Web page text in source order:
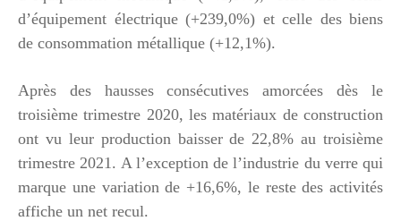
d’équipement électrique (+239,0%) et celle des biens
de consommation métallique (+12,1%).
Après des hausses consécutives amorcées dès le
troisième trimestre 2020, les matériaux de construction
ont vu leur production baisser de 22,8% au troisième
trimestre 2021. A l’exception de l’industrie du verre qui
marque une variation de +16,6%, le reste des activités
affiche un net recul.